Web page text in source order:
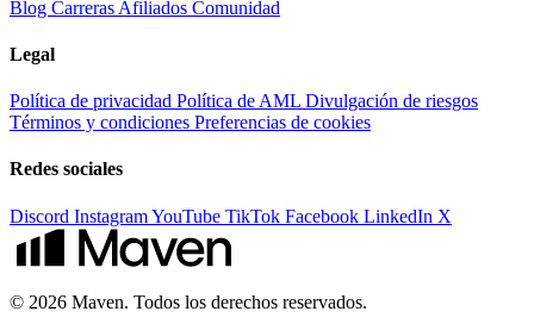
Blog Carreras Afiliados Comunidad
Legal
Política de privacidad Política de AML Divulgación de riesgos
Términos y condiciones Preferencias de cookies
Redes sociales
Discord InstagramYouTube TikTok Facebook LinkedIn X
© 2026 Maven. Todos los derechos reservados.